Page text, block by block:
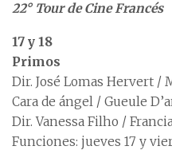
22° Tour de Cine Francés
17 y 18
Primos
Dir. José Lomas Hervert /
Cara de ángel / Gueule
Dir. Vanessa Filho /
Funciones: jueves 17 y